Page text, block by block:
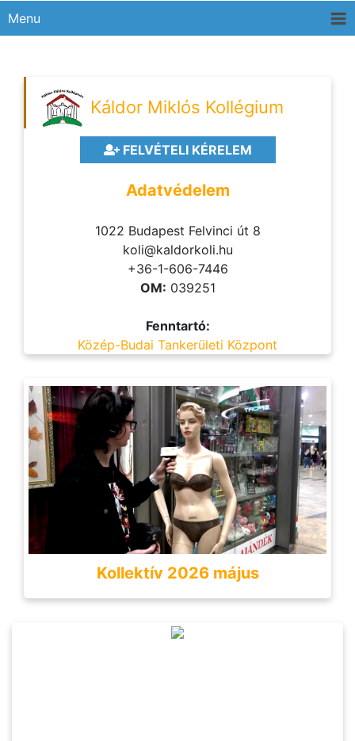
Menu
Káldor Miklós Kollégium
FELVÉTELI KÉRELEM
Adatvédelem
1022 Budapest Felvinci út 8
koli@kaldorkoli.hu
+36-1-606-7446
OM: 039251
Fenntartó:
Közép-Budai Tankerületi Központ
Kollektív 2026 május